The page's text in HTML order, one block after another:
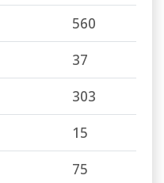
560
37
303
15
75